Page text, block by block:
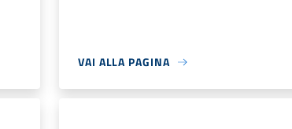
VAI ALLA PAGINA